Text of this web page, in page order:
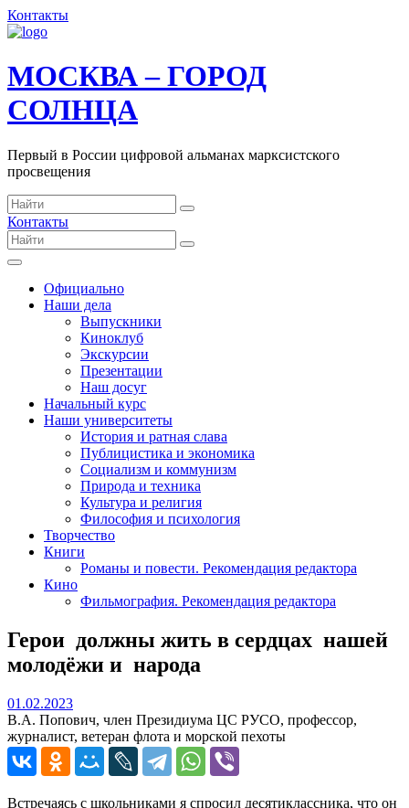
Контакты
МОСКВА – ГОРОД
СОЛНЦА
Первый в России цифровой альманах марксистского
просвещения
Контакты
Официально
Наши дела
Выпускники
Киноклуб
Экскурсии
Презентации
Наш досуг
Начальный курс
Наши университеты
История и ратная слава
Публицистика и экономика
Социализм и коммунизм
Природа и техника
Культура и религия
Философия и психология
Творчество
Книги
Романы и повести. Рекомендация редактора
Кино
Фильмография. Рекомендация редактора
Герои должны жить в сердцах нашей
молодёжи и народа
01.02.202301.02.2023
В.А. Попович, член Президиума ЦС РУСО, профессор,
журналист, ветеран флота и морской пехоты
Встречаясь с школьниками я спросил десятиклассника, что он